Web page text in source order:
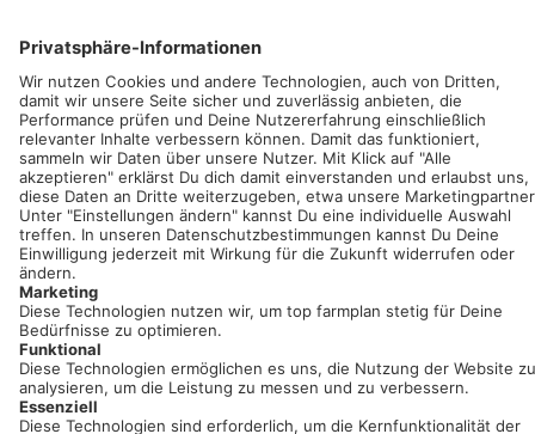
Sei immer auf dem Laufenden!
Neue Features, spannende Tipps und hilfreiche Anleitungen!
Optimiere Dein Agrarbüro -
einfach und bequem!